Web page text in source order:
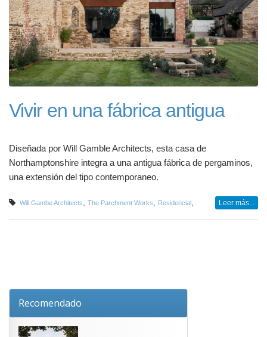
Vivir en una fábrica antigua
Diseñada por Will Gamble Architects, esta casa de
Northamptonshire integra a una antigua fábrica de pergaminos,
una extensión del tipo contemporaneo.
Will Gambe Architects, The Parchment Works, Residencial , Leer más...
Recomendado